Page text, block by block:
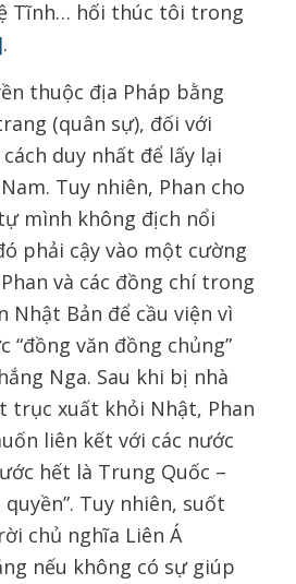
Tĩnh… hối thúc tôi trong
.
thuộc địa Pháp bằng
(quân sự), đối với
duy nhất để lấy lại
Tuy nhiên, Phan cho
mình không địch nổi
phải cậy vào một cường
và các đồng chí trong
Nhật Bản để cầu viện vì
“đồng văn đồng chủng”
Nga. Sau khi bị nhà
trục xuất khỏi Nhật, Phan
liên kết với các nước
hết là Trung Quốc –
Tuy nhiên, suốt
chủ nghĩa Liên Á
nếu không có sự giúp